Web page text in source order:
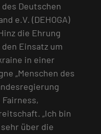
Deutschen
e.V. (DEHOGA)
die Ehrung
den Einsatz um
in einer
„Menschen des
„Ich bin
über die